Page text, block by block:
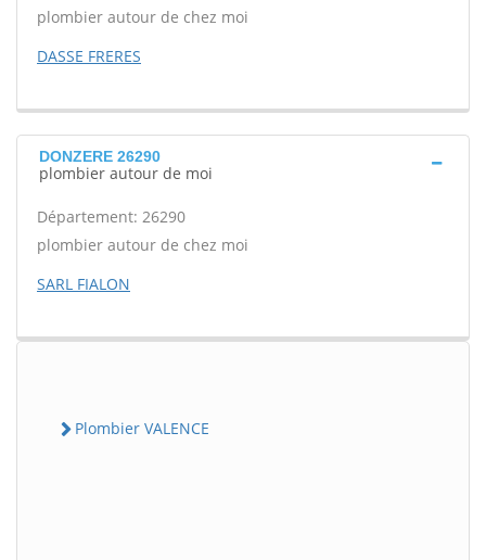
plombier autour de chez moi
DASSE FRERES
DONZERE 26290
plombier autour de moi
Département: 26290
plombier autour de chez moi
SARL FIALON
Plombier VALENCE